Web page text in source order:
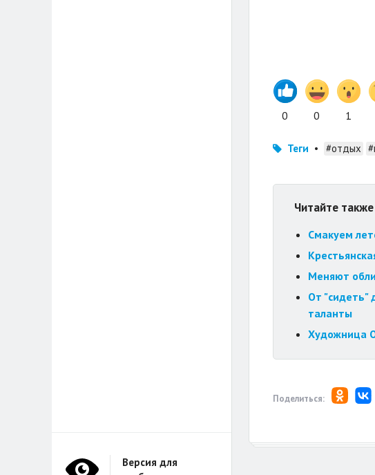
0 0 1
Теги • #отдых
Читайте также
Смакуем
Меняют
От "сидеть"
таланты
Художница
Поделиться:
Версия для